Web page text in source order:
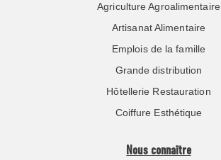
Agriculture Agroalimentaire
Artisanat Alimentaire
Emplois de la famille
Grande distribution
Hôtellerie Restauration
Coiffure Esthétique
Nous connaître